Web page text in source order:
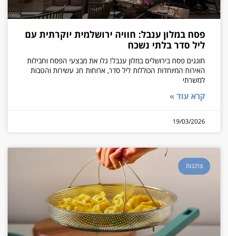
פסח במלון ענבל: חוויה ירושלמית יוקרתית עם
ליל סדר בלתי נשכח
חוגגים פסח בירושלים במלון ענבל! גלו את מבצעי הפסח וחבילות
האירוח המיוחדות הכוללות ליל סדר, ארוחות חג עשירות והטבות
למשרתי
קרא עוד »
19/03/2026
צרכנות